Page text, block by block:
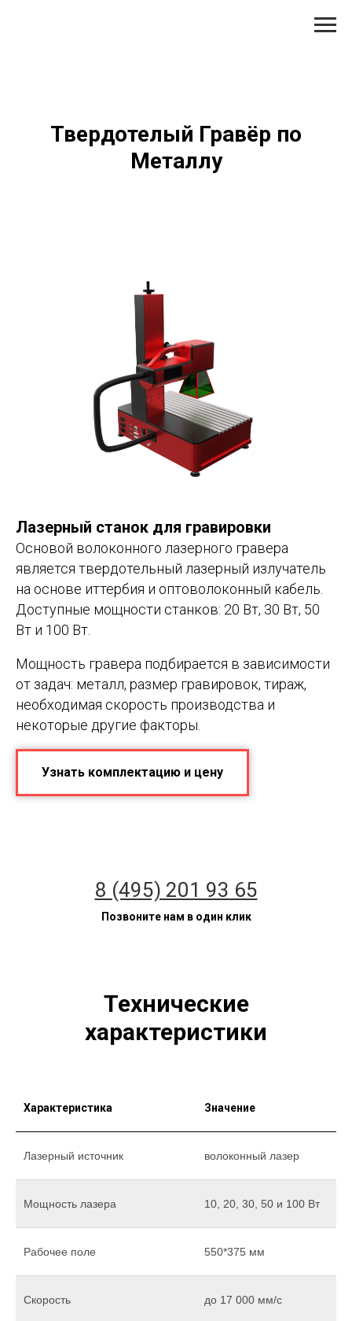
Твердотелый Гравёр по
Металлу
Лазерный станок для гравировки
Основой волоконного лазерного гравера
является твердотельный лазерный излучатель
на основе иттербия и оптоволоконный кабель.
Доступные мощности станков: 20 Вт, 30 Вт, 50
Вт и 100 Вт.
Мощность гравера подбирается в зависимости
от задач: металл, размер гравировок, тираж,
необходимая скорость производства и
некоторые другие факторы.
Узнать комплектацию и цену
8 (495) 201 93 65
Позвоните нам в один клик
Технические
характеристики
Характеристика Значение
Лазерный источник волоконный лазер
Мощность лазера 10, 20, 30, 50 и 100 Вт
Рабочее поле 550*375 мм
Скорость до 17 000 мм/c